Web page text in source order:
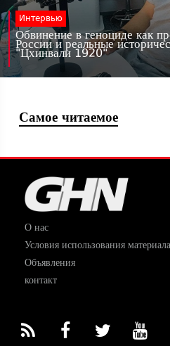
Интервью
Обвинение в геноциде как
России и реальные
"Цхинвали 1920"
Самое читаемое
О нас
Условия использования материала
Объявления
контакт